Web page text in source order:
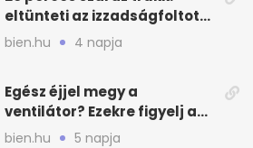
eltünteti az izzadságfoltot
és a szagot a matracról
bien.hu 4 napja
Egész éjjel megy a
ventilátor? Ezekre figyelj a
hőségben alvásnál
bien.hu 5 napja